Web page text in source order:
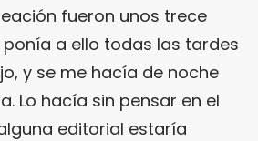
fueron unos trece
ponía a ello todas las tardes
y se me hacía de noche
Lo hacía sin pensar en el
editorial estaría